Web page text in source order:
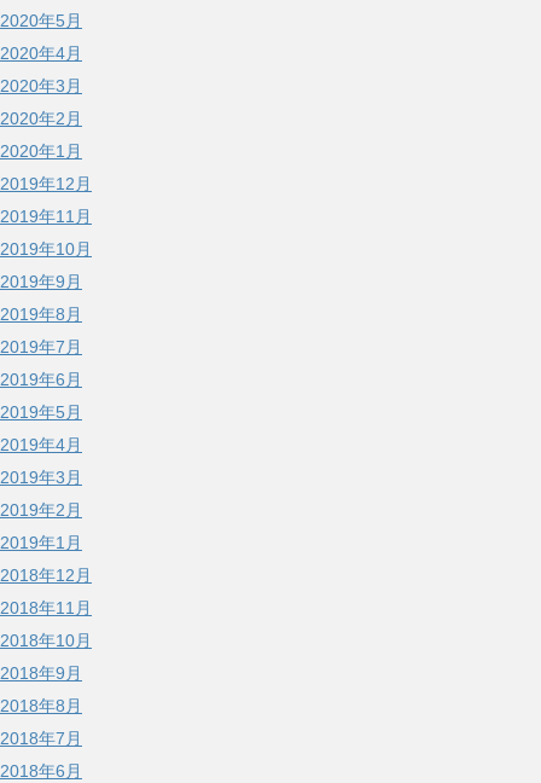
2020年5月
2020年4月
2020年3月
2020年2月
2020年1月
2019年12月
2019年11月
2019年10月
2019年9月
2019年8月
2019年7月
2019年6月
2019年5月
2019年4月
2019年3月
2019年2月
2019年1月
2018年12月
2018年11月
2018年10月
2018年9月
2018年8月
2018年7月
2018年6月